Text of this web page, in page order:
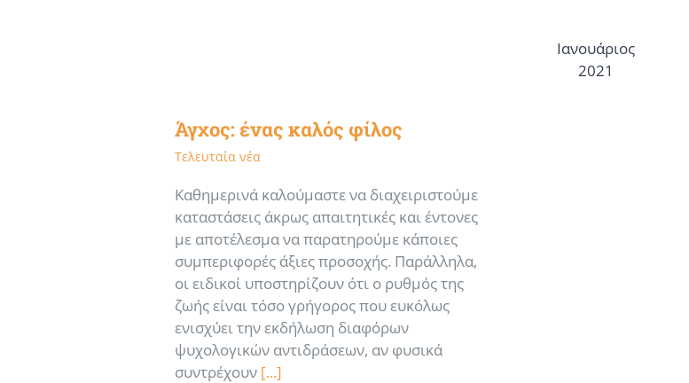
Ιανουάριος
2021
Άγχος: ένας καλός φίλος
Τελευταία νέα
Καθημερινά καλούμαστε να διαχειριστούμε
καταστάσεις άκρως απαιτητικές και έντονες
με αποτέλεσμα να παρατηρούμε κάποιες
συμπεριφορές άξιες προσοχής. Παράλληλα,
οι ειδικοί υποστηρίζουν ότι ο ρυθμός της
ζωής είναι τόσο γρήγορος που ευκόλως
ενισχύει την εκδήλωση διαφόρων
ψυχολογικών αντιδράσεων, αν φυσικά
συντρέχουν [...]